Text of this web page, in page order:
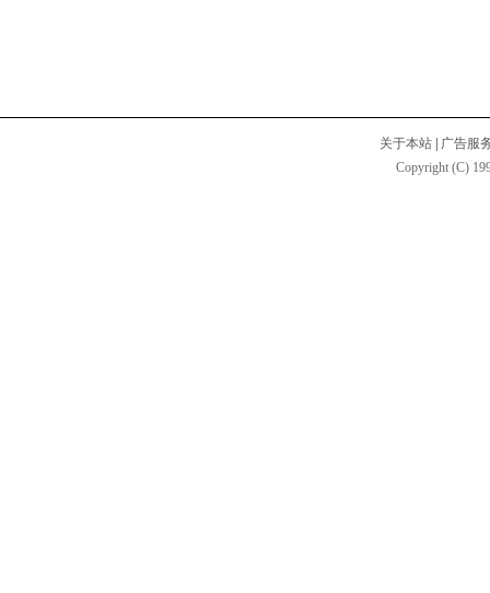
关于本站
广告服
Copyright (C)